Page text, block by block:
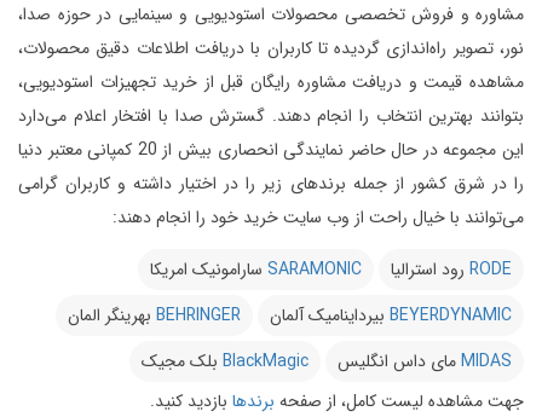
مشاوره و فروش تخصصی محصولات استودیویی و سینمایی در حوزه صدا،
نور، تصویر راه‌اندازی گردیده تا کاربران با دریافت اطلاعات دقیق محصولات،
مشاهده قیمت و دریافت مشاوره رایگان قبل از خرید تجهیزات استودیویی،
بتوانند بهترین انتخاب را انجام دهند. گسترش صدا با افتخار اعلام می‌دارد
این مجموعه در حال حاضر نمایندگی انحصاری بیش از 20 کمپانی معتبر دنیا
را در شرق کشور از جمله برندهای زیر را در اختیار داشته و کاربران گرامی
می‌توانند با خیال راحت از وب سایت خرید خود را انجام دهند:
RODE رود استرالیا SARAMONIC سارامونیک امریکا
BEYERDYNAMIC بیرداینامیک آلمان BEHRINGER بهرینگر المان
MIDASمای داس انگلیس BlackMagic بلک مجیک
جهت مشاهده لیست کامل، از صفحه برندها بازدید کنید.